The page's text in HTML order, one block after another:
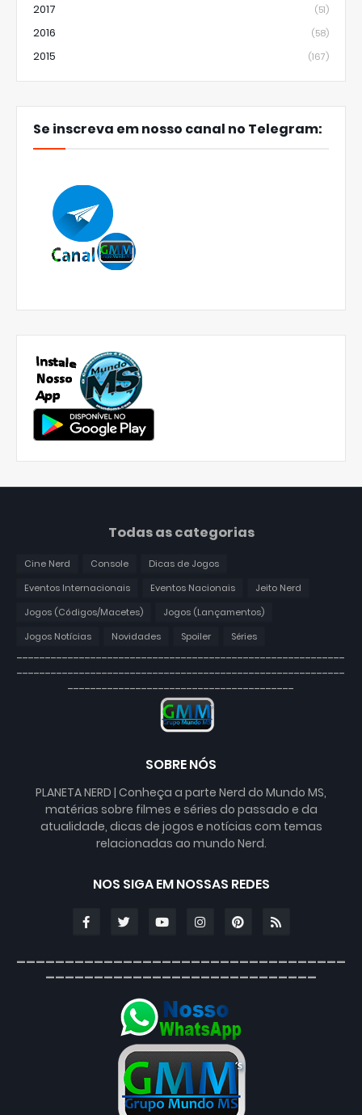
2017 (51)
2016 (58)
2015 (167)
Se inscreva em nosso canal no Telegram:
Todas as categorias
Cine Nerd Console
Dicas de Jogos
Eventos Internacionais
Eventos Nacionais
Jeito Nerd
Jogos (Códigos/Macetes)
Jogos (Lançamentos)
Jogos Notícias
Novidades Spoiler Séries
----------------------------------------------------------
----------------------------------------------------------
----------------------------------------
SOBRE NÓS
PLANETA NERD | Conheça a parte Nerd do Mundo MS,
matérias sobre filmes e séries do passado e da
atualidade, dicas de jogos e notícias com temas
relacionadas ao mundo Nerd.
NOS SIGA EM NOSSAS REDES
__________________________________
____________________________